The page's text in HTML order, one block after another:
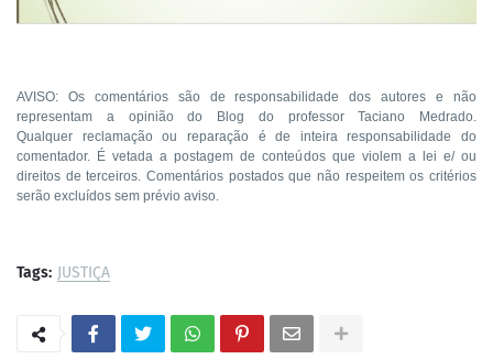
AVISO: Os comentários são de responsabilidade dos autores e não
representam a opinião do Blog do professor Taciano Medrado.
Qualquer reclamação ou reparação é de inteira responsabilidade do
comentador. É vetada a postagem de conteúdos que violem a lei e/ ou
direitos de terceiros. Comentários postados que não respeitem os critérios
serão excluídos sem prévio aviso.
Tags: JUSTIÇA